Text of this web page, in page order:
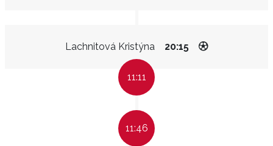
Lachnitová Kristýna 20:15
11:11
11:46